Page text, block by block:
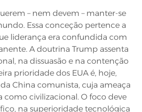
– nem devem – manter-se
Essa conceção pertence a
liderança era confundida com
A doutrina Trump assenta
na dissuasão e na contenção
prioridade dos EUA é, hoje,
China comunista, cuja ameaça
civilizacional. O foco deve
na superioridade tecnológica